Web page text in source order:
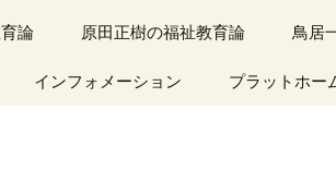
アーカイブ（１）
論 原田正樹の福祉教育論
アーカイブ（１）
鳥居
アー
インフォメーション プラットホー